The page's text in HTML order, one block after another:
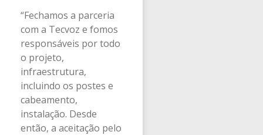
“Fechamos a parceria
com a Tecvoz e fomos
responsáveis por todo
o projeto,
infraestrutura,
incluindo os postes e
cabeamento,
instalação. Desde
então, a aceitação pelo